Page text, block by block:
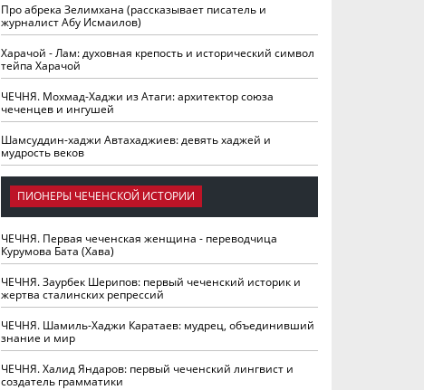
Про абрека Зелимхана (рассказывает писатель и
журналист Абу Исмаилов)
Харачой - Лам: духовная крепость и исторический символ
тейпа Харачой
ЧЕЧНЯ. Мохмад-Хаджи из Атаги: архитектор союза
чеченцев и ингушей
Шамсуддин-хаджи Автахаджиев: девять хаджей и
мудрость веков
ПИОНЕРЫ ЧЕЧЕНСКОЙ ИСТОРИИ
ЧЕЧНЯ. Первая чеченская женщина - переводчица
Курумова Бата (Хава)
ЧЕЧНЯ. Заурбек Шерипов: первый чеченский историк и
жертва сталинских репрессий
ЧЕЧНЯ. Шамиль-Хаджи Каратаев: мудрец, объединивший
знание и мир
ЧЕЧНЯ. Халид Яндаров: первый чеченский лингвист и
создатель грамматики